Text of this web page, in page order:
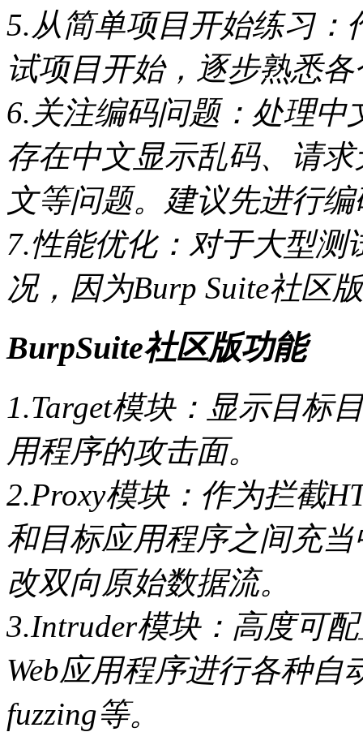
5.从简单项目开始练习：
试项目开始，逐步熟悉
6.关注编码问题：处理
存在中文显示乱码、请
文等问题。建议先进行
7.性能优化：对于大型
况，因为Burp Suite社区
BurpSuite社区版功能
1.Target模块：显示目标
用程序的攻击面。
2.Proxy模块：作为拦截
和目标应用程序之间充
改双向原始数据流。
3.Intruder模块：高度可
Web应用程序进行各种
fuzzing等。